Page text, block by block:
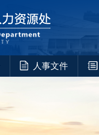
人事文件